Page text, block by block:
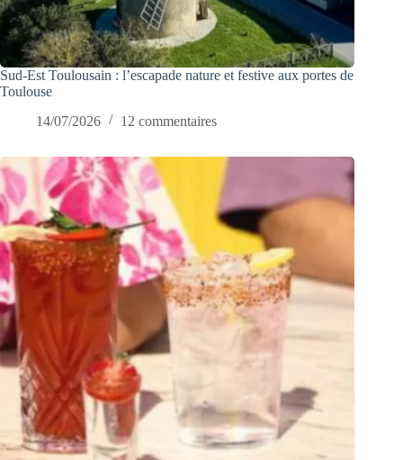
Sud-Est Toulousain : l’escapade nature et festive aux portes de
Toulouse
14/07/2026
12 commentaires